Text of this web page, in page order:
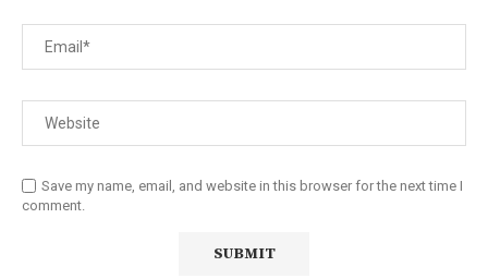
Save my name, email, and website in this browser for the next time I
comment.